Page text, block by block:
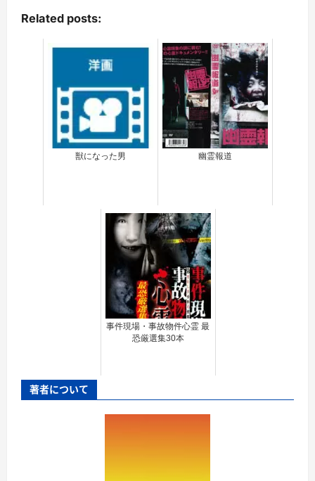
Related posts:
獣になった男 幽霊報道
事件現場・事故物件心霊 最
恐厳選集30本
著者について